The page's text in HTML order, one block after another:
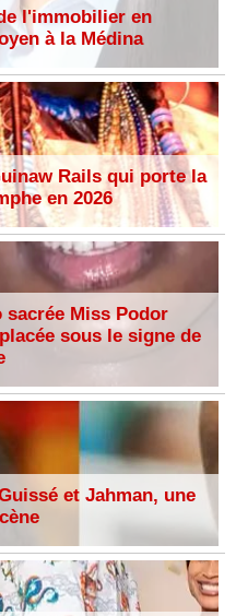
l'immobilier en
à la Médina
Rails qui porte la
en 2026
sacrée Miss Podor
sous le signe de
et Jahman, une